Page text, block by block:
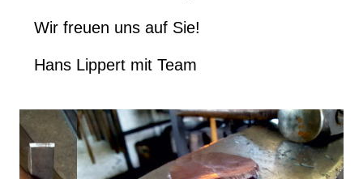
Wir freuen uns auf Sie!
Hans Lippert mit Team